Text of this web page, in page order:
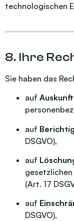
technologischen
8. Ihre
Sie haben das
auf Auskunft
auf
DSGVO),
auf
(Art. 17
auf
DSGVO),